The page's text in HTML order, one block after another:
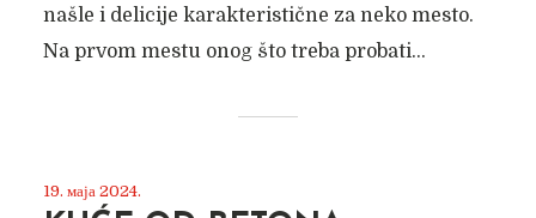
našle i delicije karakteristične za neko mesto.
Na prvom mestu onog što treba probati...
19. маја 2024.